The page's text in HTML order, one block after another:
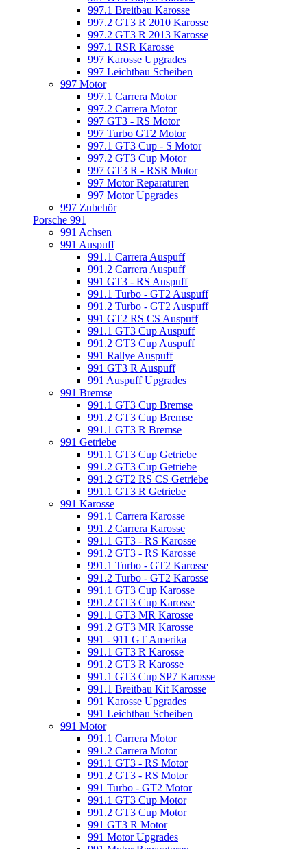
997.1 Breitbau Karosse
997.2 GT3 R 2010 Karosse
997.2 GT3 R 2013 Karosse
997.1 RSR Karosse
997 Karosse Upgrades
997 Leichtbau Scheiben
997 Motor
997.1 Carrera Motor
997.2 Carrera Motor
997 GT3 - RS Motor
997 Turbo GT2 Motor
997.1 GT3 Cup - S Motor
997.2 GT3 Cup Motor
997 GT3 R - RSR Motor
997 Motor Reparaturen
997 Motor Upgrades
997 Zubehör
Porsche 991
991 Achsen
991 Auspuff
991.1 Carrera Auspuff
991.2 Carrera Auspuff
991 GT3 - RS Auspuff
991.1 Turbo - GT2 Auspuff
991.2 Turbo - GT2 Auspuff
991 GT2 RS CS Auspuff
991.1 GT3 Cup Auspuff
991.2 GT3 Cup Auspuff
991 Rallye Auspuff
991 GT3 R Auspuff
991 Auspuff Upgrades
991 Bremse
991.1 GT3 Cup Bremse
991.2 GT3 Cup Bremse
991.1 GT3 R Bremse
991 Getriebe
991.1 GT3 Cup Getriebe
991.2 GT3 Cup Getriebe
991.2 GT2 RS CS Getriebe
991.1 GT3 R Getriebe
991 Karosse
991.1 Carrera Karosse
991.2 Carrera Karosse
991.1 GT3 - RS Karosse
991.2 GT3 - RS Karosse
991.1 Turbo - GT2 Karosse
991.2 Turbo - GT2 Karosse
991.1 GT3 Cup Karosse
991.2 GT3 Cup Karosse
991.1 GT3 MR Karosse
991.2 GT3 MR Karosse
991 - 911 GT Amerika
991.1 GT3 R Karosse
991.2 GT3 R Karosse
991.1 GT3 Cup SP7 Karosse
991.1 Breitbau Kit Karosse
991 Karosse Upgrades
991 Leichtbau Scheiben
991 Motor
991.1 Carrera Motor
991.2 Carrera Motor
991.1 GT3 - RS Motor
991.2 GT3 - RS Motor
991 Turbo - GT2 Motor
991.1 GT3 Cup Motor
991.2 GT3 Cup Motor
991 GT3 R Motor
991 Motor Upgrades